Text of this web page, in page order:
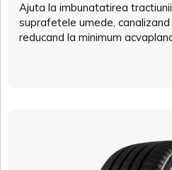
Ajuta la imbunatatirea
suprafetele umede,
reducand la minimum